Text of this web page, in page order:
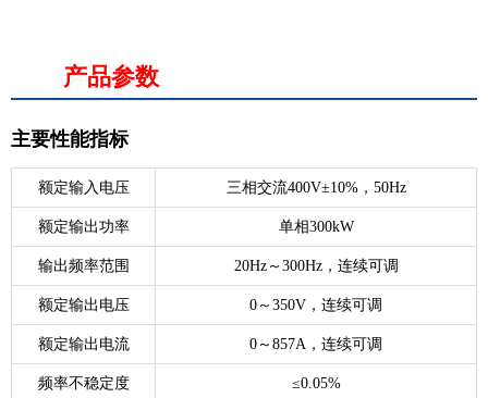
产品参数
主要性能指标
额定输入电压 三相交流400V±10%，50Hz
额定输出功率 单相300kW
输出频率范围 20Hz～300Hz，连续可调
额定输出电压 0～350V，连续可调
额定输出电流 0～857A，连续可调
频率不稳定度 ≤0.05%